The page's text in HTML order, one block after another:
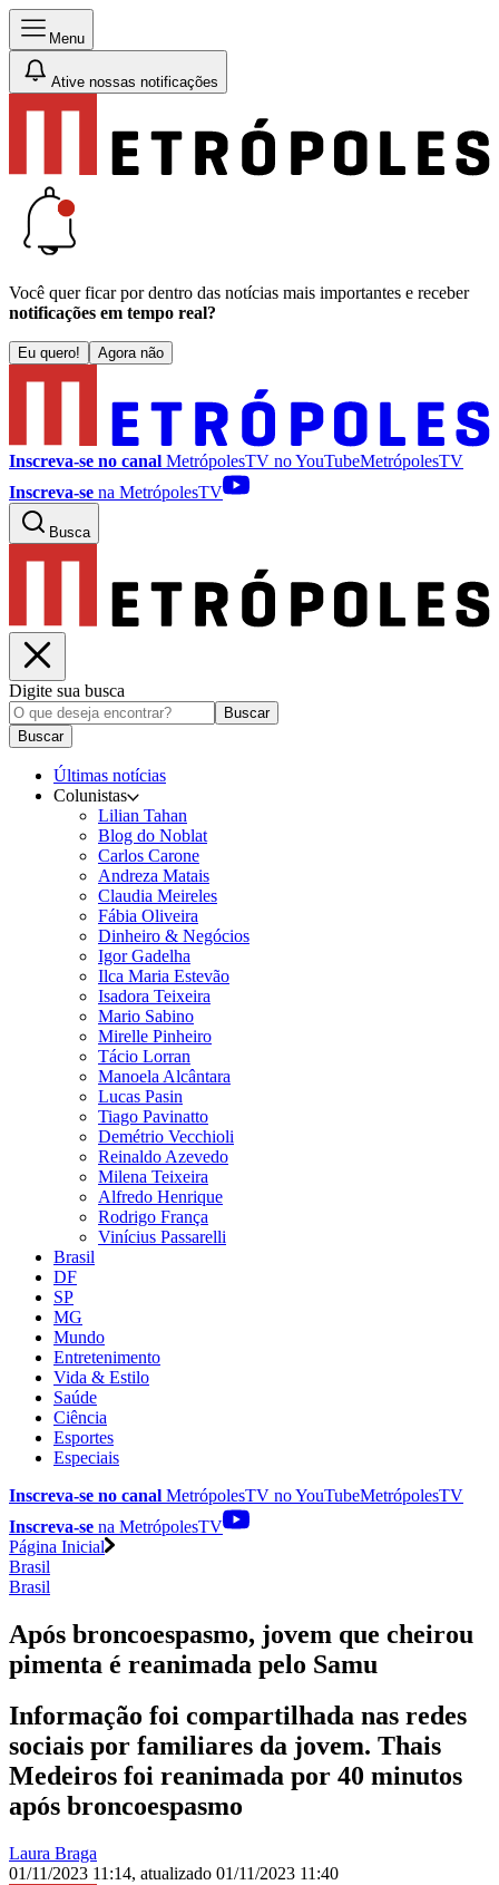
Menu
Ative nossas notificações
Você quer ficar por dentro das notícias mais importantes e receber
notificações em tempo real?
Eu quero! Agora não
Inscreva-se no canal MetrópolesTV noYouTubeMetrópolesTV
Inscreva-se na MetrópolesTV
Busca
Digite sua busca
Buscar
Buscar
Últimas notícias
Colunistas
Lilian Tahan
Blog do Noblat
Carlos Carone
Andreza Matais
Claudia Meireles
Fábia Oliveira
Dinheiro & Negócios
Igor Gadelha
Ilca Maria Estevão
Isadora Teixeira
Mario Sabino
Mirelle Pinheiro
Tácio Lorran
Manoela Alcântara
Lucas Pasin
Tiago Pavinatto
Demétrio Vecchioli
Reinaldo Azevedo
Milena Teixeira
Alfredo Henrique
Rodrigo França
Vinícius Passarelli
Brasil
DF
SP
MG
Mundo
Entretenimento
Vida & Estilo
Saúde
Ciência
Esportes
Especiais
Inscreva-se no canal MetrópolesTV noYouTubeMetrópolesTV
Inscreva-se na MetrópolesTV
Página Inicial
Brasil
Brasil
Após broncoespasmo, jovem que cheirou
pimenta é reanimada pelo Samu
Informação foi compartilhada nas redes
sociais por familiares da jovem. Thais
Medeiros foi reanimada por 40 minutos
após broncoespasmo
Laura Braga
01/11/2023 11:14, atualizado 01/11/2023 11:40